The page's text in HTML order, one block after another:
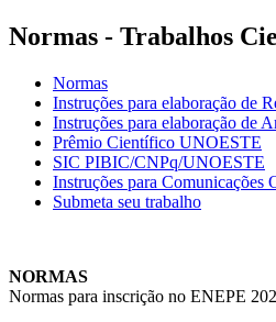
Normas - Trabalhos
Normas
Instruções para elaboração de
Instruções para elaboração de
Prêmio Científico UNOESTE
SIC PIBIC/CNPq/UNOESTE
Instruções para Comunicações
Submeta seu trabalho
NORMAS
Normas para inscrição no ENEPE